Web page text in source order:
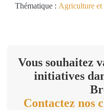
Thématique : Agriculture et
Vous souhaitez
initiatives
Contactez nos